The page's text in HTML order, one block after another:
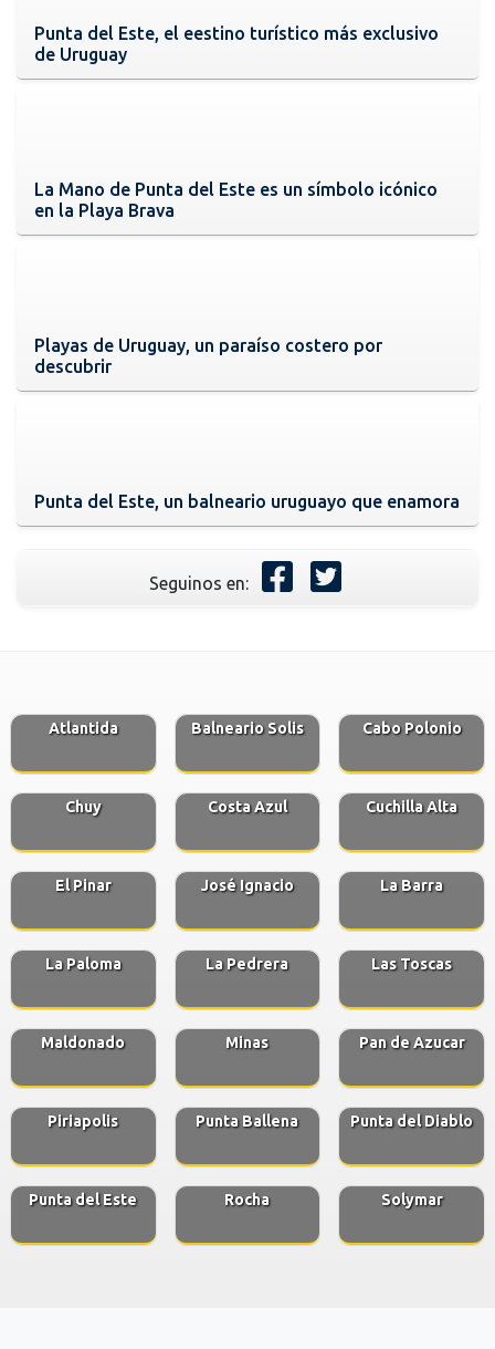
Punta del Este, el eestino turístico más exclusivo
de Uruguay
La Mano de Punta del Este es un símbolo icónico
en la Playa Brava
Playas de Uruguay, un paraíso costero por
descubrir
Punta del Este, un balneario uruguayo que enamora
Seguinos en:
Atlantida Balneario Solis Cabo Polonio
Chuy Costa Azul Cuchilla Alta
El Pinar José Ignacio La Barra
La Paloma La Pedrera Las Toscas
Maldonado Minas Pan de Azucar
Piriapolis Punta Ballena Punta del Diablo
Punta del Este Rocha Solymar